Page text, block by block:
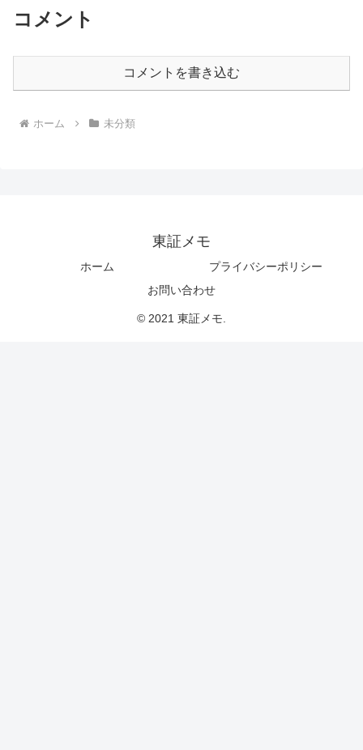
コメント
コメントを書き込む
ホーム 未分類
東証メモ
ホーム
プライバシーポリシー
お問い合わせ
© 2021 東証メモ.